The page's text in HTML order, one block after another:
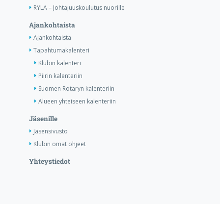
RYLA – Johtajuuskoulutus nuorille
Ajankohtaista
Ajankohtaista
Tapahtumakalenteri
Klubin kalenteri
Piirin kalenteriin
Suomen Rotaryn kalenteriin
Alueen yhteiseen kalenteriin
Jäsenille
Jäsensivusto
Klubin omat ohjeet
Yhteystiedot